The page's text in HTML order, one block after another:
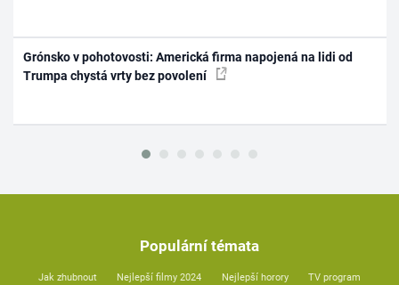
Grónsko v pohotovosti: Americká firma napojená na lidi od
Trumpa chystá vrty bez povolení
Populární témata
Jak zhubnout Nejlepší filmy 2024 Nejlepší horory TV program